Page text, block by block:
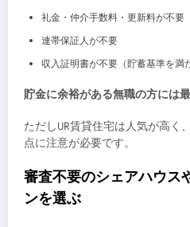
礼金・仲介手数料・更新料が不要
連帯保証人が不要
収入証明書が不要（貯蓄基準を満
貯金に余裕がある無職の方には
ただしUR賃貸住宅は人気が高く
点に注意が必要です。
審査不要のシェアハウス
ンを選ぶ